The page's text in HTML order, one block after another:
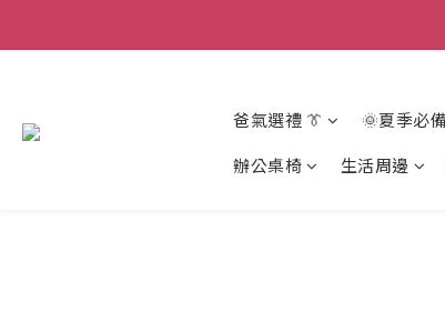
爸氣選禮 👔 🌞夏季必備
辦公桌椅
生活周邊